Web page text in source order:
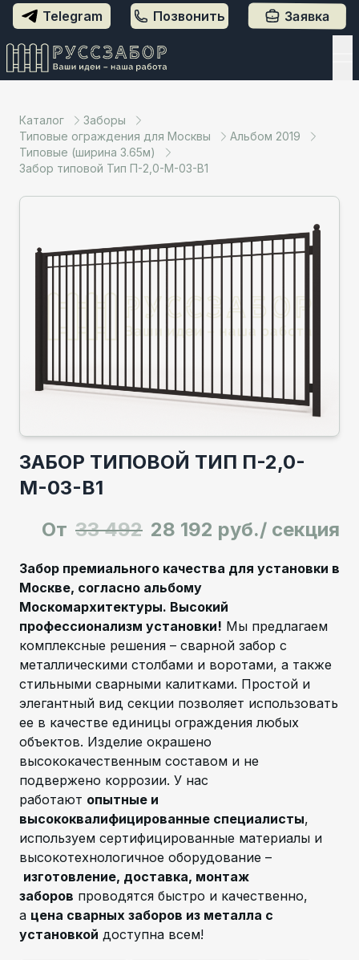
Telegram Позвонить Заявка
Каталог
Заборы
Типовые ограждения для Москвы
Альбом 2019
Типовые (ширина 3.65м)
Забор типовой Тип П-2,0-М-03-В1
ЗАБОР ТИПОВОЙ ТИП П-2,0-
М-03-В1
От 33 492 28 192 руб./ секция
Забор премиального качества для установки в
Москве, согласно альбому
Москомархитектуры. Высокий
профессионализм установки! Мы предлагаем
комплексные решения – сварной забор с
металлическими столбами и воротами, а также
стильными сварными калитками. Простой и
элегантный вид секции позволяет использовать
ее в качестве единицы ограждения любых
объектов. Изделие окрашено
высококачественным составом и не
подвержено коррозии. У нас
работают опытные и
высококвалифицированные специалисты,
используем сертифицированные материалы и
высокотехнологичное оборудование –
изготовление, доставка, монтаж
заборов проводятся быстро и качественно,
а цена сварных заборов из металла с
установкой доступна всем!